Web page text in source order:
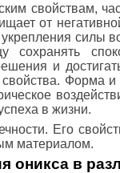
свойствам,
от
силы
сохранять
и
Форма
в жизни.
Его
материалом.
оникса в